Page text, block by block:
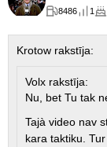
8486 1
Krotow rakstīja:
Volx rakstīja:
Nu, bet Tu tak
Tajà video nav
kara taktiku.